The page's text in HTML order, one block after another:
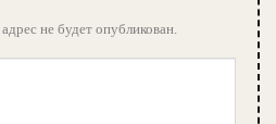
не будет опубликован.